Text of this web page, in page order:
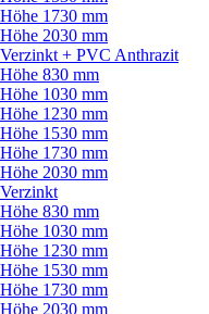
Höhe 1730 mm
Höhe 2030 mm
Verzinkt + PVC Anthrazit
Höhe 830 mm
Höhe 1030 mm
Höhe 1230 mm
Höhe 1530 mm
Höhe 1730 mm
Höhe 2030 mm
Verzinkt
Höhe 830 mm
Höhe 1030 mm
Höhe 1230 mm
Höhe 1530 mm
Höhe 1730 mm
Höhe 2030 mm